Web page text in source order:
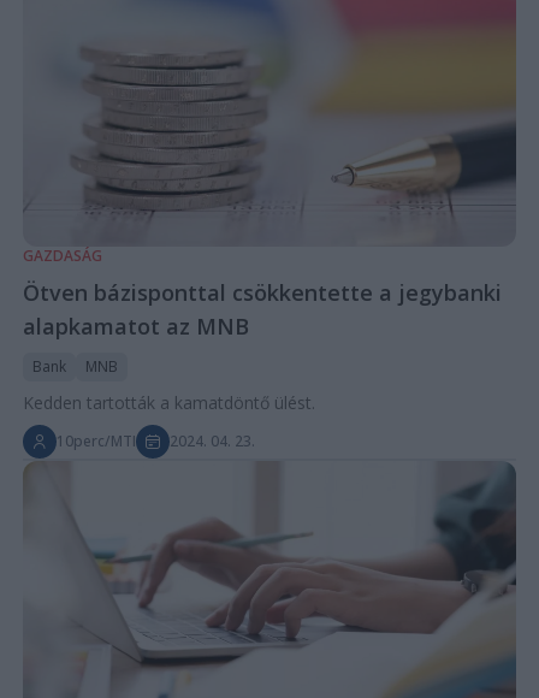
GAZDASÁG
Ötven bázisponttal csökkentette a jegybanki
alapkamatot az MNB
Bank MNB
Kedden tartották a kamatdöntő ülést.
10perc/MTI 2024. 04. 23.